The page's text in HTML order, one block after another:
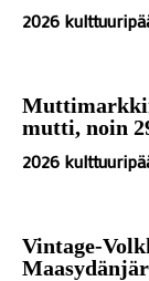
2026
mutti, noin
2026
Vintage-